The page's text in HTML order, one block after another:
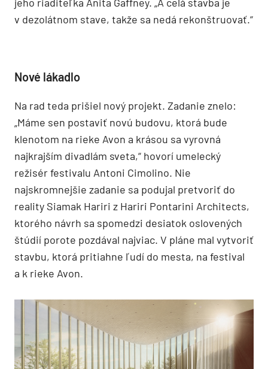
v dezolátnom stave, takže sa nedá rekonštruovať.“
Nové lákadlo
Na rad teda prišiel nový projekt. Zadanie znelo:
„Máme sen postaviť novú budovu, ktorá bude
klenotom na rieke Avon a krásou sa vyrovná
najkrajším divadlám sveta,“ hovorí umelecký
režisér festivalu Antoni Cimolino. Nie
najskromnejšie zadanie sa podujal pretvoriť do
reality Siamak Hariri z Hariri Pontarini Architects,
ktorého návrh sa spomedzi desiatok oslovených
štúdií porote pozdával najviac. V pláne mal vytvoriť
stavbu, ktorá pritiahne ľudí do mesta, na festival
a k rieke Avon.